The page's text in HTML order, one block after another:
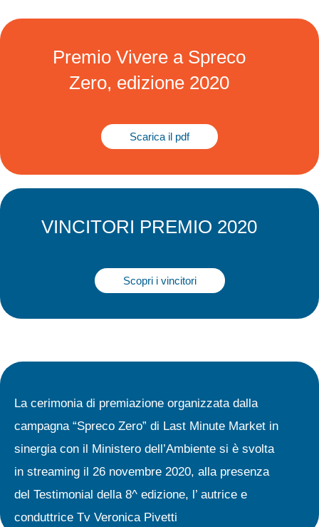
Premio Vivere a Spreco
Zero, edizione 2020
Scarica il pdf
VINCITORI PREMIO 2020
Scopri i vincitori
La cerimonia di premiazione organizzata dalla
campagna “Spreco Zero” di Last Minute Market in
sinergia con il Ministero dell’Ambiente si è svolta
in streaming il 26 novembre 2020, alla presenza
del Testimonial della 8^ edizione, l’ autrice e
conduttrice Tv Veronica Pivetti